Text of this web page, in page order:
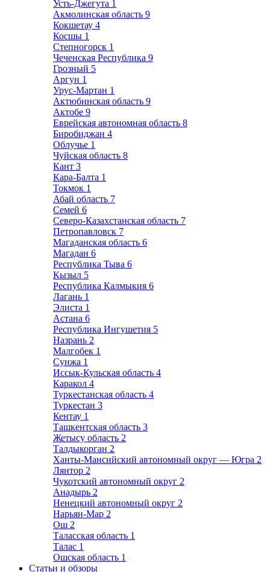
Усть-Джегута 1
Акмолинская область 9
Кокшетау 4
Косшы 1
Степногорск 1
Чеченская Республика 9
Грозный 5
Аргун 1
Урус-Мартан 1
Актюбинская область 9
Актобе 9
Еврейская автономная область 8
Биробиджан 4
Облучье 1
Чуйская область 8
Кант 3
Кара-Балта 1
Токмок 1
Абай область 7
Семей 6
Северо-Казахстанская область 7
Петропавловск 7
Магаданская область 6
Магадан 6
Республика Тыва 6
Кызыл 5
Республика Калмыкия 6
Лагань 1
Элиста 1
Астана 6
Республика Ингушетия 5
Назрань 2
Малгобек 1
Сунжа 1
Иссык-Кульская область 4
Каракол 4
Туркестанская область 4
Туркестан 3
Кентау 1
Ташкентская область 3
Жетысу область 2
Талдыкорган 2
Ханты-Мансийский автономный округ — Югра 2
Лянтор 2
Чукотский автономный округ 2
Анадырь 2
Ненецкий автономный округ 2
Нарьян-Мар 2
Ош 2
Таласская область 1
Талас 1
Ошская область 1
Статьи и обзоры